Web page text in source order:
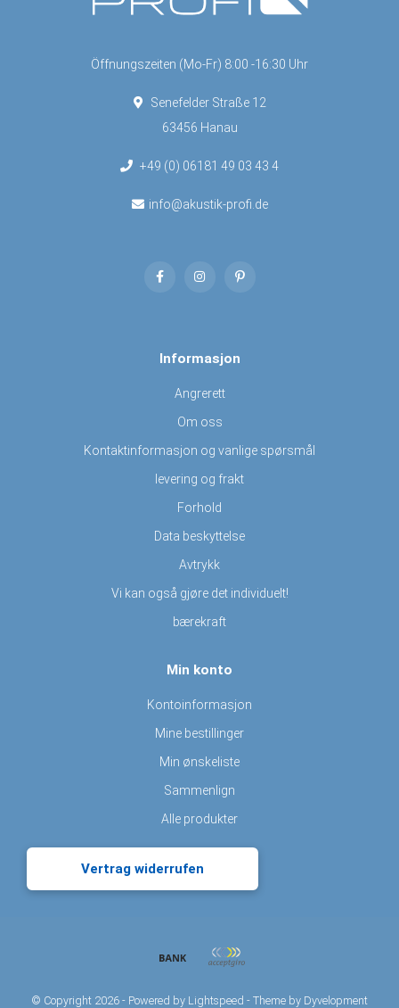
Öffnungszeiten (Mo-Fr) 8:00 -16:30 Uhr
Senefelder Straße 12
63456 Hanau
+49 (0) 06181 49 03 43 4
info@akustik-profi.de
Informasjon
Angrerett
Om oss
Kontaktinformasjon og vanlige spørsmål
levering og frakt
Forhold
Data beskyttelse
Avtrykk
Vi kan også gjøre det individuelt!
bærekraft
Min konto
Kontoinformasjon
Mine bestillinger
Min ønskeliste
Sammenlign
Alle produkter
Vertrag widerrufen
© Copyright 2026 - Powered by Lightspeed - Theme by Dyvelopment